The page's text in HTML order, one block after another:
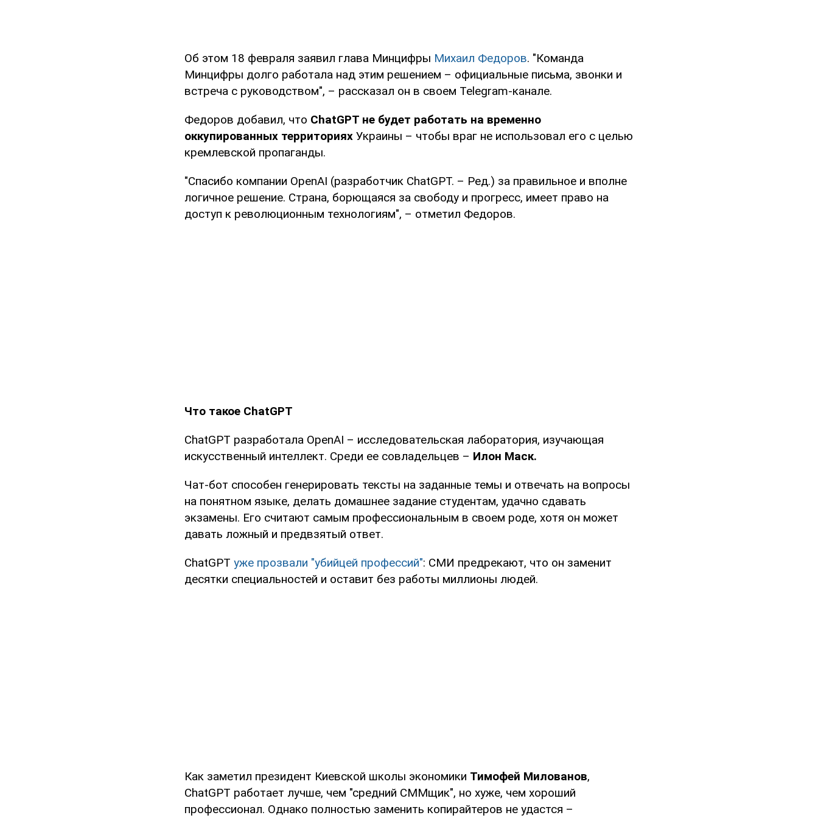
Об этом 18 февраля заявил глава Минцифры Михаил Федоров. "Команда
Минцифры долго работала над этим решением – официальные письма, звонки и
встреча с руководством", – рассказал он в своем Telegram-канале.
Федоров добавил, что ChatGPT не будет работать на временно
оккупированных территориях Украины – чтобы враг не использовал его с целью
кремлевской пропаганды.
"Спасибо компании OpenAI (разработчик ChatGPT. – Ред.) за правильное и вполне
логичное решение. Страна, борющаяся за свободу и прогресс, имеет право на
доступ к революционным технологиям", – отметил Федоров.
Что такое ChatGPT
ChatGPT разработала OpenAI – исследовательская лаборатория, изучающая
искусственный интеллект. Среди ее совладельцев – Илон Маск.
Чат-бот способен генерировать тексты на заданные темы и отвечать на вопросы
на понятном языке, делать домашнее задание студентам, удачно сдавать
экзамены. Его считают самым профессиональным в своем роде, хотя он может
давать ложный и предвзятый ответ.
ChatGPT уже прозвали "убийцей профессий": СМИ предрекают, что он заменит
десятки специальностей и оставит без работы миллионы людей.
Как заметил президент Киевской школы экономики Тимофей Милованов,
ChatGPT работает лучше, чем "средний СММщик", но хуже, чем хороший
профессионал. Однако полностью заменить копирайтеров не удастся –